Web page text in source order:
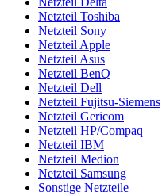
Netzteil Toshiba
Netzteil Sony
Netzteil Apple
Netzteil Asus
Netzteil BenQ
Netzteil Dell
Netzteil Fujitsu-Siemens
Netzteil Gericom
Netzteil HP/Compaq
Netzteil IBM
Netzteil Medion
Netzteil Samsung
Sonstige Netzteile